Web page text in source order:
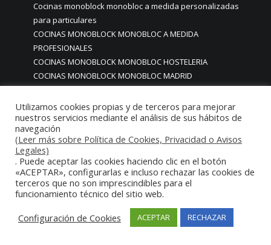
Cocinas monoblock monobloc a medida personalizadas
para particulares
COCINAS MONOBLOCK MONOBLOC A MEDIDA
PROFESIONALES
COCINAS MONOBLOCK MONOBLOC HOSTELERIA
COCINAS MONOBLOCK MONOBLOC MADRID
Cocinas monoblock monoblock mondulares para hosteleria
restaurantes
COCINAS MONOBLOCK PARA CASAS CHALETS PISOS CON
ACABADOS DE ALTA GAMA PREMIUM LUJO
COCINAS MONOBLOCK PARA CASAS PARTICULARES
COCINAS MONOBLOCK PARA HOGARES CASAS VIVIENDAS
PARTICULARES MADRID
COCINAS MONOBLOCK PARA HOSTELERIA
COCINAS MONOBLOCK PARA HOTELES
Cocinas monoblock personalizadas a medida
COCINAS MONOBLOCK PROFESIONALES A MEDIDA
Utilizamos cookies propias y de terceros para mejorar
nuestros servicios mediante el análisis de sus hábitos de
navegación
(Leer más sobre Política de Cookies, Privacidad o Avisos
Legales)
. Puede aceptar las cookies haciendo clic en el botón
«ACEPTAR», configurarlas e incluso rechazar las cookies de
terceros que no son imprescindibles para el
funcionamiento técnico del sitio web.
Configuración de Cookies
ACEPTAR RECHAZAR